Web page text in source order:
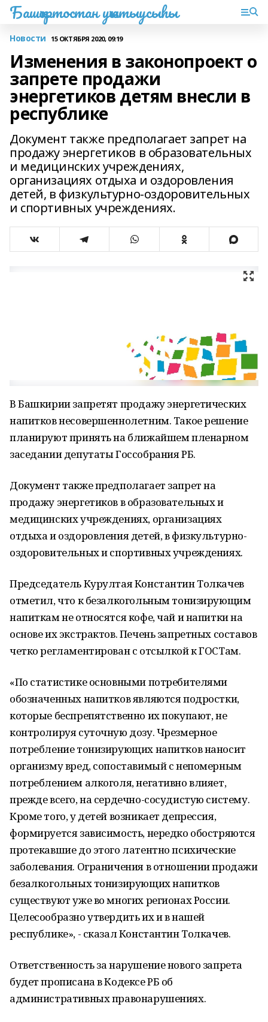
Башҡортостан уҡытыусыһы
Новости 15 ОКТЯБРЯ 2020, 09:19
Изменения в законопроект о
запрете продажи
энергетиков детям внесли в
республике
Документ также предполагает запрет на
продажу энергетиков в образовательных
и медицинских учреждениях,
организациях отдыха и оздоровления
детей, в физкультурно-оздоровительных
и спортивных учреждениях.
В Башкирии запретят продажу энергетических
напитков несовершеннолетним. Такое решение
планируют принять на ближайшем пленарном
заседании депутаты Госсобрания РБ.
Документ также предполагает запрет на
продажу энергетиков в образовательных и
медицинских учреждениях, организациях
отдыха и оздоровления детей, в физкультурно-
оздоровительных и спортивных учреждениях.
Председатель Курултая Константин Толкачев
отметил, что к безалкогольным тонизирующим
напиткам не относятся кофе, чай и напитки на
основе их экстрактов. Печень запретных составов
четко регламентирован с отсылкой к ГОСТам.
«По статистике основными потребителями
обозначенных напитков являются подростки,
которые беспрепятственно их покупают, не
контролируя суточную дозу. Чрезмерное
потребление тонизирующих напитков наносит
организму вред, сопоставимый с непомерным
потреблением алкоголя, негативно влияет,
прежде всего, на сердечно-сосудистую систему.
Кроме того, у детей возникает депрессия,
формируется зависимость, нередко обостряются
протекавшие до этого латентно психические
заболевания. Ограничения в отношении продажи
безалкогольных тонизирующих напитков
существуют уже во многих регионах России.
Целесообразно утвердить их и в нашей
республике», - сказал Константин Толкачев.
Ответственность за нарушение нового запрета
будет прописана в Кодексе РБ об
административных правонарушениях.